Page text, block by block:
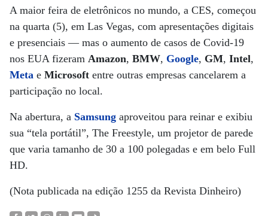
A maior feira de eletrônicos no mundo, a CES, começou
na quarta (5), em Las Vegas, com apresentações digitais
e presenciais — mas o aumento de casos de Covid-19
nos EUA fizeram Amazon, BMW, Google, GM, Intel,
Meta e Microsoft entre outras empresas cancelarem a
participação no local.
Na abertura, a Samsung aproveitou para reinar e exibiu
sua “tela portátil”, The Freestyle, um projetor de parede
que varia tamanho de 30 a 100 polegadas e em belo Full
HD.
(Nota publicada na edição 1255 da Revista Dinheiro)